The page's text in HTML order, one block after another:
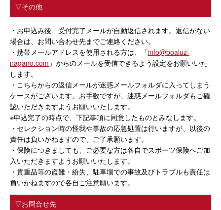
▽その他
・お申込み後、受付完了メールが自動返信されます。返信がない
場合は、お問い合わせ先までご連絡ください。
・携帯メールアドレスを使用される方は、「info@boaluz-
nagano.com 」からのメールを受信できるよう設定をお願いいた
します。
・こちらからの返信メールが迷惑メールフォルダに入ってしまう
ケースがございます。お手数ですが、迷惑メールフォルダもご確
認いただきますようお願いいたします。
※申込完了の時点で、下記事項に同意したものとみなします。
・セレクション時の怪我や事故の応急処置は行いますが、以後の
責任は負いかねますので、ご了承願います。
・保険につきましても、ご必要な方は各自でスポーツ保険へご加
入いただきますようお願いいたします。
・貴重品等の盗難・紛失、駐車場での事故及びトラブルも責任は
負いかねますので各自ご注意願います。
▽お問合せ先